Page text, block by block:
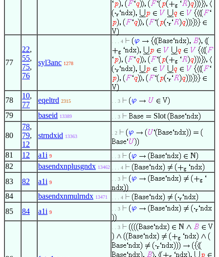
77
22,
55,
75,
76
syl3anc 1278
. . . 4
78
10,
77
eqeltrd 2315 . . 3
79 baseid 13389 . . 3 Slot
80
78,
79,
12
strndxid 13363
. 2
81 12 a1i 9 . . 3
82 basendxnplusgndx 13462 . . . 4
83 82 a1i 9
. . 3
84 basendxnmulrndx 13471 . . . 4
85 84 a1i 9
. . 3
. . 3